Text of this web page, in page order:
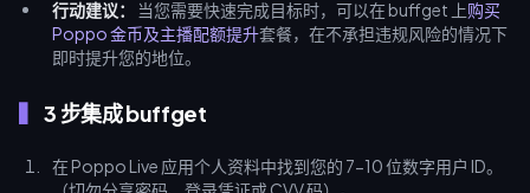
行动建议：
当您需要快速完成目标时，可以在 buffget 上购买
Poppo 金币及主播配额提升套餐，在不承担违规风险的情况下
即时提升您的地位。
3 步集成 buffget
在 Poppo Live 应用个人资料中找到您的 7-10 位数字用户 ID。